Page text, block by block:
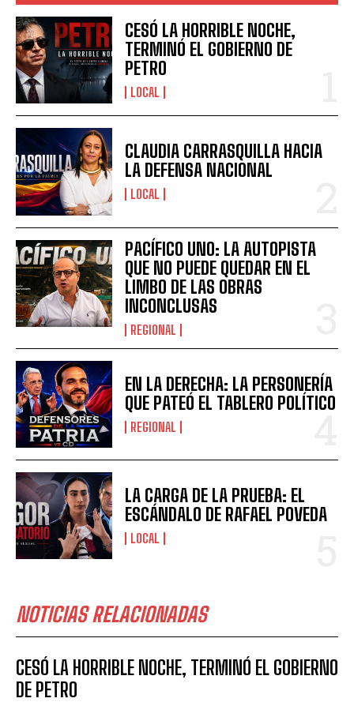
CESÓ LA HORRIBLE NOCHE,
TERMINÓ EL GOBIERNO DE
PETRO
LOCAL
CLAUDIA CARRASQUILLA HACIA
LA DEFENSA NACIONAL
LOCAL
PACÍFICO UNO: LA AUTOPISTA
QUE NO PUEDE QUEDAR EN EL
LIMBO DE LAS OBRAS
INCONCLUSAS
REGIONAL
EN LA DERECHA: LA PERSONERÍA
QUE PATEÓ EL TABLERO POLÍTICO
REGIONAL
LA CARGA DE LA PRUEBA: EL
ESCÁNDALO DE RAFAEL POVEDA
LOCAL
NOTICIAS RELACIONADAS
CESÓ LA HORRIBLE NOCHE, TERMINÓ EL GOBIERNO
DE PETRO